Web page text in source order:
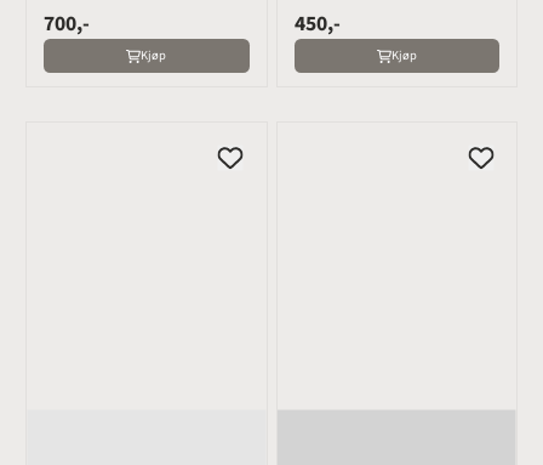
700,-
Kjøp
450,-
Kjøp